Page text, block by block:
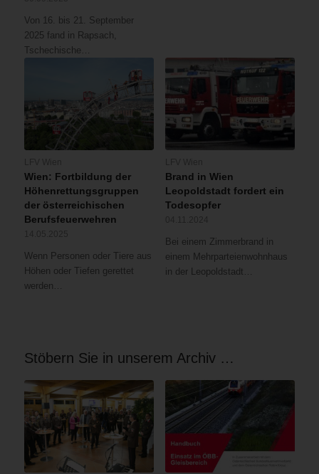
Von 16. bis 21. September
2025 fand in Rapsach,
Tschechische…
Wien: Fortbildung der
Höhenrettungsgruppen
der österreichischen
Berufsfeuerwehren
Wenn Personen oder Tiere aus
Höhen oder Tiefen gerettet
werden…
Brand in Wien
Leopoldstadt fordert ein
Todesopfer
Bei einem Zimmerbrand in
einem Mehrparteienwohnhaus
in der Leopoldstadt…
Stöbern Sie in unserem Archiv …